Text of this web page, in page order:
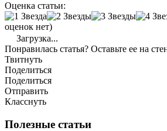
Оценка статьи:
оценок нет)
Загрузка...
Понравилась статья? Оставьте ее на
Твитнуть
Поделиться
Поделиться
Отправить
Класснуть
Полезные статьи